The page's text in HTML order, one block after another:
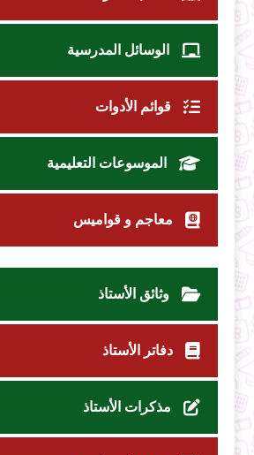
الوسائل المدرسية
قوائم الأدوات
الموسوعات التعليمية
معاجم و قواميس
وثائق الأستاذ
دفاتر الأستاذ
مذكرات الأستاذ